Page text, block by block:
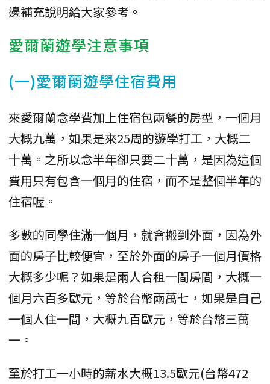
邊補充說明給大家參考。
愛爾蘭遊學注意事項
(一)愛爾蘭遊學住宿費用
來愛爾蘭念學費加上住宿包兩餐的房型，一個月
大概九萬，如果是來25周的遊學打工，大概二
十萬。之所以念半年卻只要二十萬，是因為這個
費用只有包含一個月的住宿，而不是整個半年的
住宿喔。
多數的同學住滿一個月，就會搬到外面，因為外
面的房子比較便宜，至於外面的房子一個月價格
大概多少呢？如果是兩人合租一間房間，大概一
個月六百多歐元，等於台幣兩萬七，如果是自己
一個人住一間，大概九百歐元，等於台幣三萬
一。
至於打工一小時的薪水大概13.5歐元(台幣472